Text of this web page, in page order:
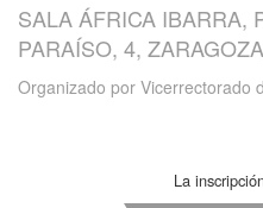
SALA ÁFRICA IBARRA,
PARAÍSO, 4,
Organizado por Vicerrectorado
La